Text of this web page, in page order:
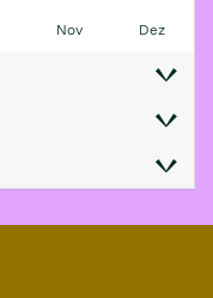
Nov Dez